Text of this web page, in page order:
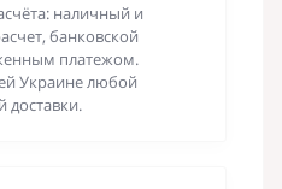
наличный и
банковской
платежом.
Украине любой
доставки.